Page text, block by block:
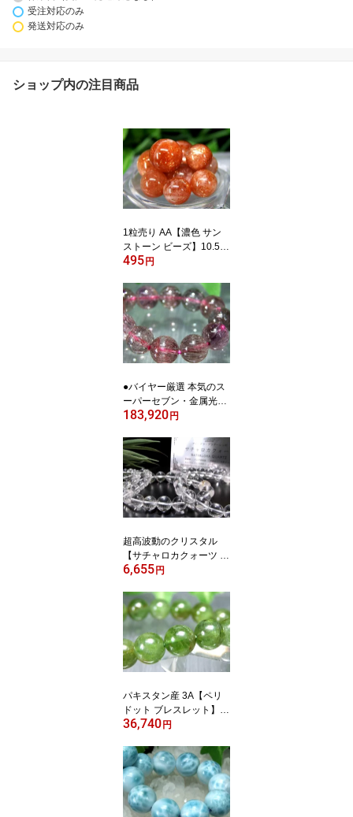
受注対応のみ
発送対応のみ
ショップ内の注目商品
1粒売り AA【濃色 サン
ストーン ビーズ】10.5m
m-11mm 太陽神の象徴
センス ギラギラ 濃色オ
レンジカラー【タンザニ
ア産】 パワーストーン
天然石
495円
●バイヤー厳選 本気のス
ーパーセブン・金属光沢
有り S級【スーパーセブ
9.5mm×21珠 7つ全部揃
ってます 一点物【ブラジ
ル産】パワーストーン 天
然石 海外仕入れ
183,920円
超高波動のクリスタル
【サチャロカクォーツ ブ
レスレット】9mm-9.5m
明感 ヒーラーから人気
ギャランティーカード付
き【インド アーンドラ・
プラデーシュ州産】パワ
ーストーン 天然石
6,655円
パキスタン産 3A【ペリ
ドット ブレスレット】1
0.5mm-11mm×19珠 透明
らん石 夫婦円満の石 女
神ペレの涙 一点物【パキ
スタン産】 パワーストー
ン 天然石
36,740円